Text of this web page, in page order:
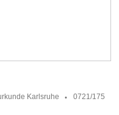
Karlsruhe
0721/175